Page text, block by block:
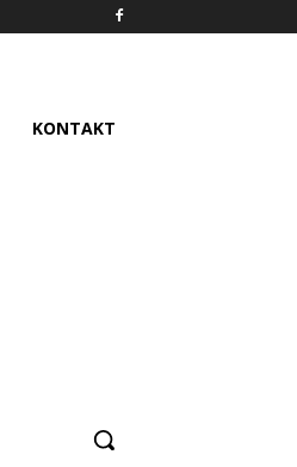
KONTAKT